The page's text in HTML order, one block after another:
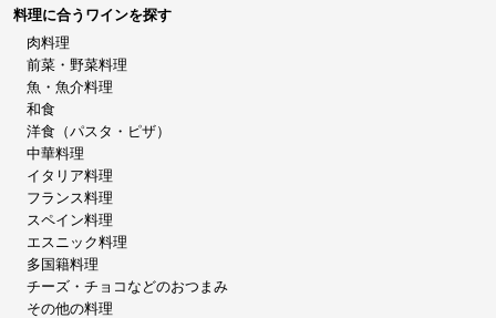
料理に合うワインを探す
肉料理
前菜・野菜料理
魚・魚介料理
和食
洋食（パスタ・ピザ）
中華料理
イタリア料理
フランス料理
スペイン料理
エスニック料理
多国籍料理
チーズ・チョコなどのおつまみ
その他の料理